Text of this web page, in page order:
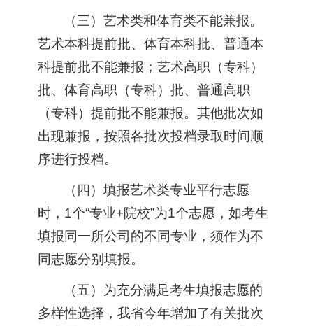
（三）艺术类和体育类不能兼报。
艺术本科提前批、体育本科批、普通本
科提前批不能兼报；艺术高职（专科）
批、体育高职（专科）批、普通高职
（专科）提前批不能兼报。其他批次如
出现兼报，按照各批次投档录取时间顺
序进行投档。
（四）填报艺术类专业平行志愿
时，1个“专业+院校”为1个志愿，如考生
填报同一所公司的不同专业，须作为不
同志愿分别填报。
（五）为充分满足考生填报志愿的
多样性选择，我省今年增加了有关批次